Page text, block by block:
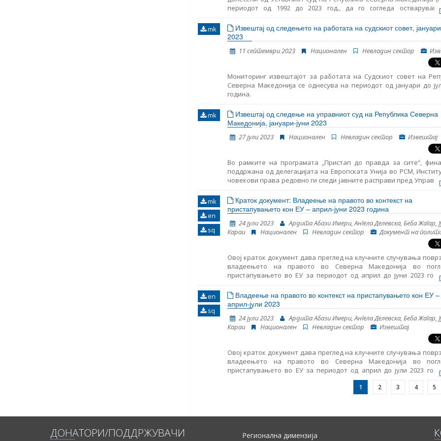
периодот од 1992 до 2023 год., да го согледа
надлежноста од гледиште на нормативните основи и
правните сфаќања и доктрини применети во заштита на
слободи и права. Дополнително, треба да ги идентификува
што би можеле да бидат основа за унапредување на нивото на
на слободите и правата, особено од гледиште на
документи, како што се Декларацијата за човековите
Обединетите нации, Европската конвенција за човекови права и
како и од гледиште на влијанието на пресудите на Европскиот
човекови права во одлучувањето на Уставниот суд.
mk
Извештај од следењето на работата на судскиот совет,
2023
11 септември 2023 Национален Невладин сектор
Мониторинг извештајот за работата на Судскиот совет на
Северна Македонија се однесува на периодот од јануари до
година.
mk
Извештај од следење на управниот суд на Република Северна
Македонија, јануари-јуни 2023
27 јули 2023 Национален Невладин сектор Извештај
Во рамките на програмата „Пристап до правда за сите“,
поддржана од делегацијата на Европската Унија во РСМ,
човекови права редовно ги следи јавните расправи пред
чиј основ се социјалните права. Целта на оваа активност
анализира пристапот до административна правда за сите
посебен осврт на маргинализирани и ранливи групи на граѓани.
mk
en
sq
Краток документ: Владеење на правото во контекст на
пристапувањето кон ЕУ – април-јуни 2023 година
24 јули 2023
Ардита Абази Имери, Ангела Делевска, Беба Жагар,
Караи
Национален Невладин сектор Документ на
Овој краток документ дава преглед на клучните случувања
владеењето на правото во Северна Македонија во
пристапувањето во ЕУ за периодот од април до јуни 2023
вклучува следење на суштинските аспекти на
вклучувајќи ги и клучните случувања во областа на
демократските институции, реформата на јавната
Поглавјето 23: судството и темелните права.
en
sq
Владеење на правото во контекст на пристапувањето кон ЕУ –
април-јули 2023
24 јули 2023
Ардита Абази Имери, Ангела Делевска, Беба Жагар,
Караи
Национален Невладин сектор Извештај
Овој краток документ дава преглед на клучните случувања
владеењето на правото во Северна Македонија во
пристапувањето во ЕУ за периодот од април до јули 2023
вклучува следење на суштинските аспекти на
вклучувајќи ги и клучните случувања во областа на
демократските институции, реформата на јавната
1 2 3 4 5
ДОНАТОРИ/ПОДДРЖУВАЧИ Регионална димензија